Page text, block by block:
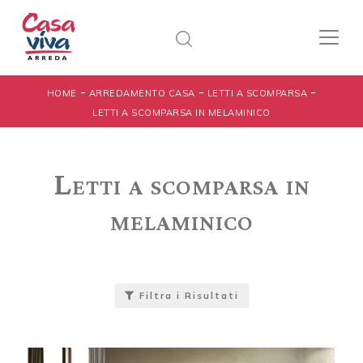
HOME - ARREDAMENTO CASA - LETTI A SCOMPARSA -
LETTI A SCOMPARSA IN MELAMINICO
Letti a scomparsa in
melaminico
Filtra i Risultati